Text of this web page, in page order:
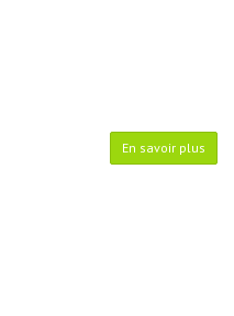
En savoir plus